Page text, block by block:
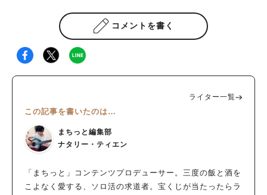
コメントを書く
ライター一覧
この記事を書いたのは…
まちっと編集部
ナタリー・ティエン
「まちっと」コンテンツプロデューサー。三度の飯と酒を
こよなく愛する、ソロ活の求道者。宝くじが当たったらラ